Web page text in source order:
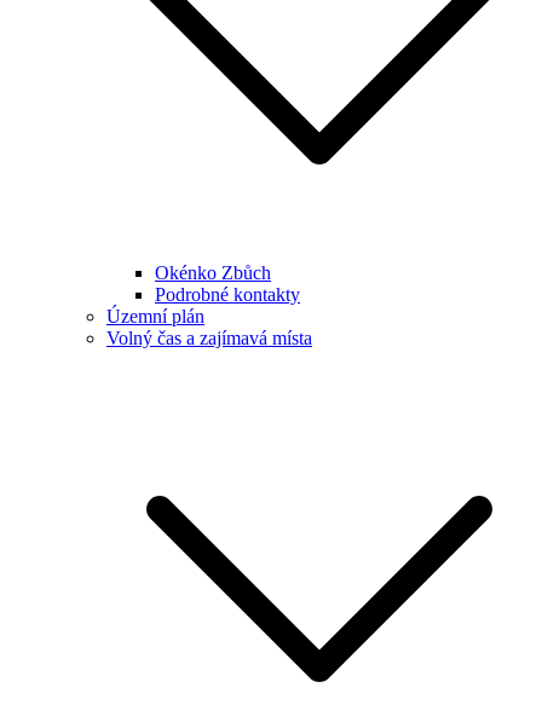
Okénko Zbůch
Podrobné kontakty
Územní plán
Volný čas a zajímavá místa